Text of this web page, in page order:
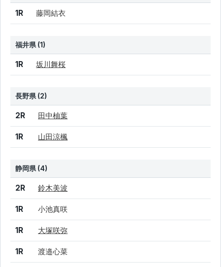
結果 シード 選手名
1R 藤岡結衣
福井県 (1)
結果 シード 選手名
1R 坂川舞桜
長野県 (2)
結果 シード 選手名
2R 田中柚葉
1R 山田涼楓
静岡県 (4)
結果 シード 選手名
2R 鈴木美波
1R 小池真咲
1R 大塚咲弥
1R 渡邉心菜